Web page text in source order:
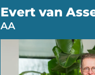
Evert van
AA